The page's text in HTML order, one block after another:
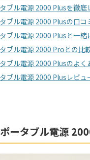
ブル電源 2000 Plusを徹底
ブル電源 2000 Plusの口コ
ブル電源 2000 Plusと一緒
ブル電源 2000 Proとの比
ブル電源 2000 Plusのよく
ブル電源 2000 Plusレビュ
ータブル電源